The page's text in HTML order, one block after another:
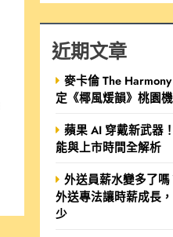
近期文章
麥卡倫 The
定《椰風煖韻》桃園
蘋果 AI 穿戴新武器
能與上市時間全解析
外送員薪水變多了嗎
外送專法讓時薪成長
少